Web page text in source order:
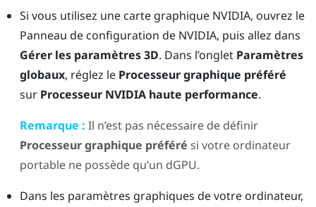
Si vous utilisez une carte graphique NVIDIA, ouvrez le
Panneau de configuration de NVIDIA, puis allez dans
Gérer les paramètres 3D. Dans l’onglet Paramètres
globaux, réglez le Processeur graphique préféré
sur Processeur NVIDIA haute performance.
Remarque : Il n’est pas nécessaire de définir
Processeur graphique préféré si votre ordinateur
portable ne possède qu’un dGPU.
Dans les paramètres graphiques de votre ordinateur,